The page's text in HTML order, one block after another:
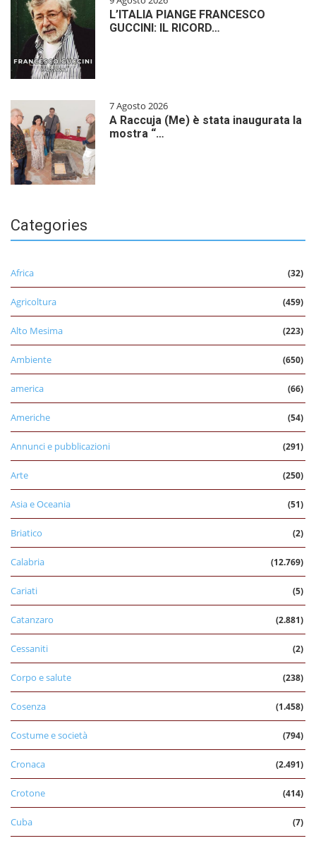
L’ITALIA PIANGE FRANCESCO
GUCCINI: IL RICORD…
7 Agosto 2026
A Raccuja (Me) è stata inaugurata la
mostra “…
Categories
Africa (32)
Agricoltura (459)
Alto Mesima (223)
Ambiente (650)
america (66)
Americhe (54)
Annunci e pubblicazioni (291)
Arte (250)
Asia e Oceania (51)
Briatico (2)
Calabria (12.769)
Cariati (5)
Catanzaro (2.881)
Cessaniti (2)
Corpo e salute (238)
Cosenza (1.458)
Costume e società (794)
Cronaca (2.491)
Crotone (414)
Cuba (7)